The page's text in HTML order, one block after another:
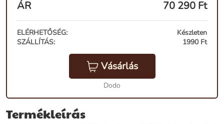
ÁR 70 290 Ft
ELÉRHETŐSÉG:
Készleten
SZÁLLÍTÁS:
1990 Ft
Vásárlás
Dodo
Termékleírás